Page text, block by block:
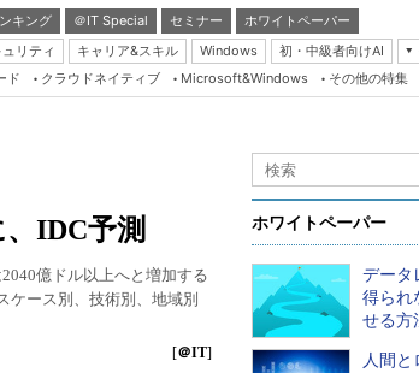
キング ＠IT Special セミナー
ホワイトペーパー
リティ キャリア&スキル Windows 初・中級者向けAI
Server & Storage
Database Expert
Master of IP Network
ド クラウドネイティブ Microsoft&Windows その他の特集
IDC予測
億ドル以上へと増加する
ケース別、技術別、地域別
[＠IT]
ホワイトペーパー
データ
得られ
せる方
人間と